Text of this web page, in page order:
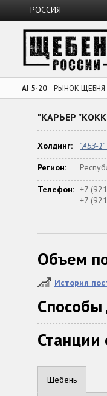
РОССИЯ
AI 5-20 РЫНОК ЩЕБНЯ
"КАРЬЕР
Холдинг:
"АБЗ-1"
Регион:
Телефон: +7
+7
Объем
История
Способы
Станции
Щебень